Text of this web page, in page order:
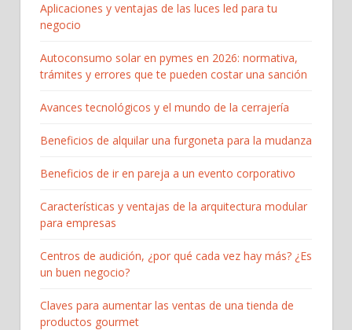
Aplicaciones y ventajas de las luces led para tu
negocio
Autoconsumo solar en pymes en 2026: normativa,
trámites y errores que te pueden costar una sanción
Avances tecnológicos y el mundo de la cerrajería
Beneficios de alquilar una furgoneta para la mudanza
Beneficios de ir en pareja a un evento corporativo
Características y ventajas de la arquitectura modular
para empresas
Centros de audición, ¿por qué cada vez hay más? ¿Es
un buen negocio?
Claves para aumentar las ventas de una tienda de
productos gourmet